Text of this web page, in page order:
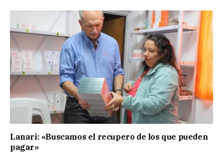
Lanari: «Buscamos el recupero de los que pueden
pagar»